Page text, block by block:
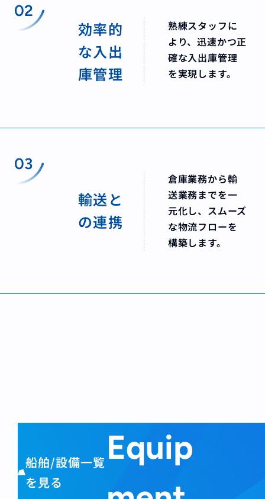
02
効率的
な入出
庫管理
熟練スタッフに
より、迅速かつ正
確な入出庫管理
を実現します。
03
輸送と
の連携
倉庫業務から輸
送業務までを一
元化し、スムーズ
な物流フローを
構築します。
船舶/設備一覧
を見る
Equip